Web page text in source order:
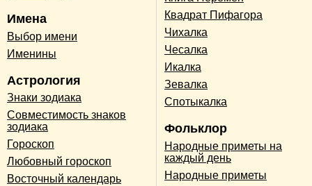
Имена
Выбор имени
Именины
Астрология
Знаки зодиака
Совместимость знаков
зодиака
Гороскоп
Любовный гороскоп
Восточный календарь
Квадрат Пифагора
Чихалка
Чесалка
Икалка
Зевалка
Спотыкалка
Фольклор
Народные приметы на
каждый день
Народные приметы